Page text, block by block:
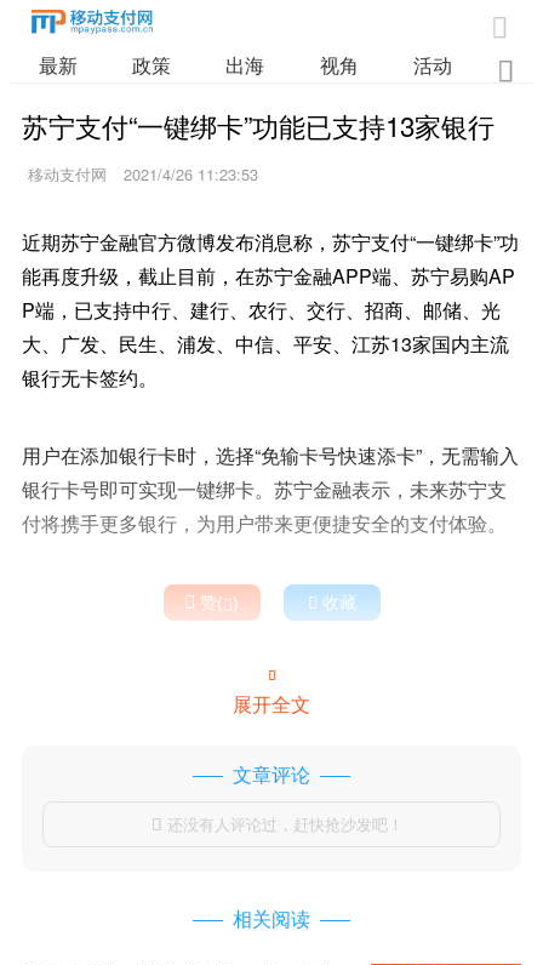

最新 政策 出海 视角 活动 业

苏宁支付“一键绑卡”功能已支持13家银行
移动支付网 2021/4/26 11:23:53
近期苏宁金融官方微博发布消息称，苏宁支付“一键绑卡”功
能再度升级，截止目前，在苏宁金融APP端、苏宁易购AP
P端，已支持中行、建行、农行、交行、招商、邮储、光
大、广发、民生、浦发、中信、平安、江苏13家国内主流
银行无卡签约。
用户在添加银行卡时，选择“免输卡号快速添卡”，无需输入
银行卡号即可实现一键绑卡。苏宁金融表示，未来苏宁支
付将携手更多银行，为用户带来更便捷安全的支付体验。
 赞()  收藏

展开全文
文章评论
 还没有人评论过，赶快抢沙发吧！
相关阅读